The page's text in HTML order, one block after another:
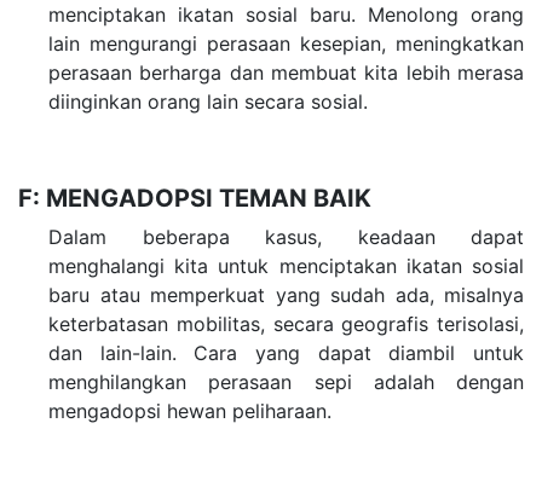
menciptakan ikatan sosial baru. Menolong orang
lain mengurangi perasaan kesepian, meningkatkan
perasaan berharga dan membuat kita lebih merasa
diinginkan orang lain secara sosial.
F: MENGADOPSI TEMAN BAIK
Dalam beberapa kasus, keadaan dapat
menghalangi kita untuk menciptakan ikatan sosial
baru atau memperkuat yang sudah ada, misalnya
keterbatasan mobilitas, secara geografis terisolasi,
dan lain-lain. Cara yang dapat diambil untuk
menghilangkan perasaan sepi adalah dengan
mengadopsi hewan peliharaan.